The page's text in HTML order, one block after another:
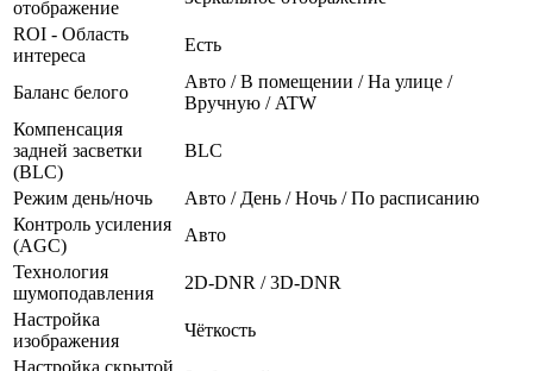
отображение
ROI - Область
интереса
Есть
Баланс белого
Авто / В помещении / На улице /
Вручную / ATW
Компенсация
задней засветки
(BLC)
BLC
Режим день/ночь
Авто / День / Ночь / По расписанию
Контроль усиления
(AGC)
Авто
Технология
шумоподавления
2D-DNR / 3D-DNR
Настройка
изображения
Чёткость
Настройка скрытой